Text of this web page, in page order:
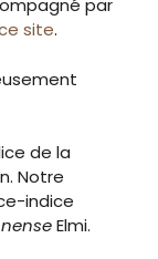
par
site.
de la
Notre
indice
Elmi.